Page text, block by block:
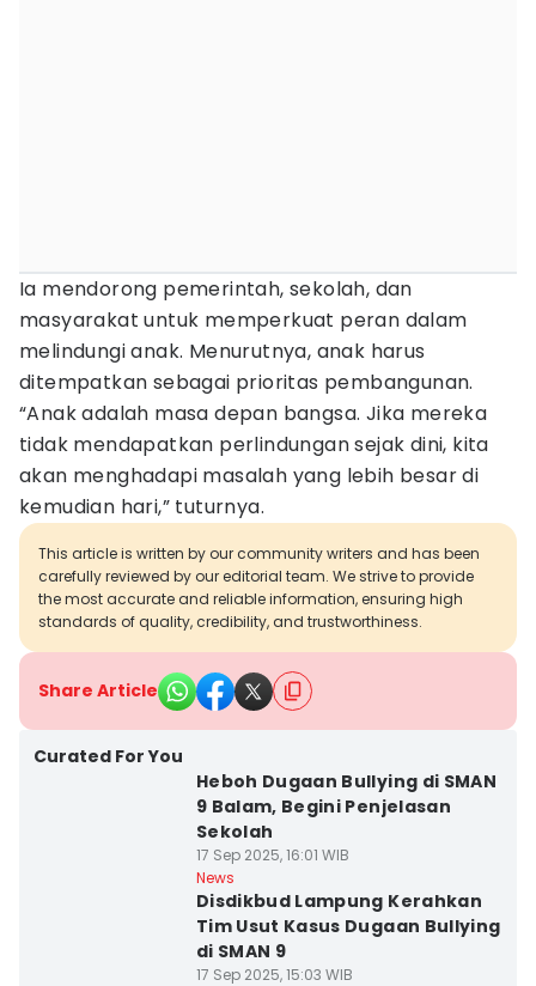
Ia mendorong pemerintah, sekolah, dan
masyarakat untuk memperkuat peran dalam
melindungi anak. Menurutnya, anak harus
ditempatkan sebagai prioritas pembangunan.
“Anak adalah masa depan bangsa. Jika mereka
tidak mendapatkan perlindungan sejak dini, kita
akan menghadapi masalah yang lebih besar di
kemudian hari,” tuturnya.
This article is written by our community writers and has been
carefully reviewed by our editorial team. We strive to provide
the most accurate and reliable information, ensuring high
standards of quality, credibility, and trustworthiness.
Share Article
Curated For You
Heboh Dugaan Bullying di SMAN
9 Balam, Begini Penjelasan
Sekolah
17 Sep 2025, 16:01 WIB
News
Disdikbud Lampung Kerahkan
Tim Usut Kasus Dugaan Bullying
di SMAN 9
17 Sep 2025, 15:03 WIB